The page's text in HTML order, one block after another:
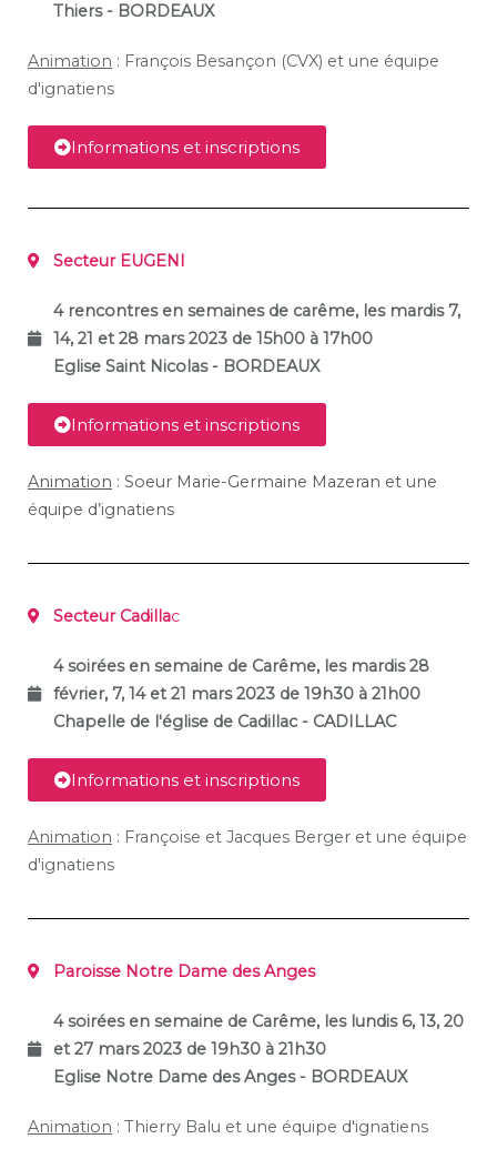
Thiers - BORDEAUX
Animation : François Besançon (CVX) et une équipe
d'ignatiens
Informations et inscriptions
Secteur EUGENI
4 rencontres en semaines de carême, les mardis 7,
14, 21 et 28 mars 2023 de 15h00 à 17h00
Eglise Saint Nicolas - BORDEAUX
Informations et inscriptions
Animation : Soeur Marie-Germaine Mazeran et une
équipe d’ignatiens
Secteur Cadillac
4 soirées en semaine de Carême, les mardis 28
février, 7, 14 et 21 mars 2023 de 19h30 à 21h00
Chapelle de l'église de Cadillac - CADILLAC
Informations et inscriptions
Animation : Françoise et Jacques Berger et une équipe
d'ignatiens
Paroisse Notre Dame des Anges
4 soirées en semaine de Carême, les lundis 6, 13, 20
et 27 mars 2023 de 19h30 à 21h30
Eglise Notre Dame des Anges - BORDEAUX
Animation : Thierry Balu et une équipe d'ignatiens